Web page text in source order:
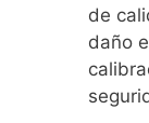
de
daño